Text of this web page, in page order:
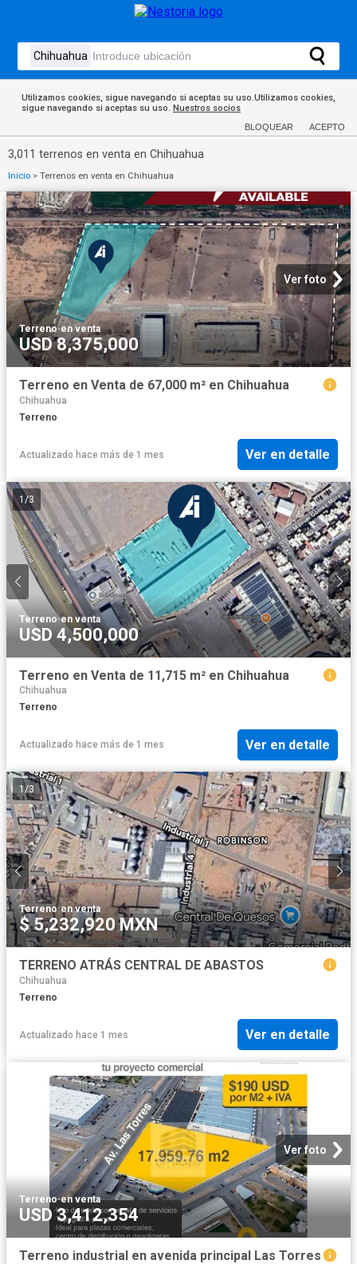
Utilizamos cookies, sigue navegando si aceptas su uso.Utilizamos cookies,
sigue navegando si aceptas su uso. Nuestros socios
BLOQUEAR ACEPTO
3,011 terrenos en venta en Chihuahua
Inicio > Terrenos en venta en Chihuahua
Ver foto
Terreno·en venta
USD 8,375,000
Terreno en Venta de 67,000 m² en Chihuahua
Chihuahua
Terreno
Actualizado hace más de 1 mes Ver en detalle
1 /3
Terreno·en venta
USD 4,500,000
Terreno en Venta de 11,715 m² en Chihuahua
Chihuahua
Terreno
Actualizado hace más de 1 mes Ver en detalle
1/3
Terreno·en venta
$ 5,232,920 MXN
TERRENO ATRÁS CENTRAL DE ABASTOS
Chihuahua
Terreno
Actualizado hace 1 mes Ver en detalle
Ver foto
Terreno·en venta
USD 3,412,354
Terreno industrial en avenida principal Las Torres